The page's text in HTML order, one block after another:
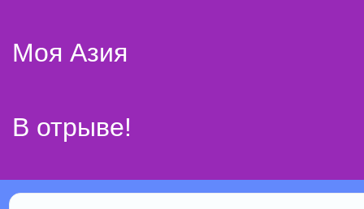
Моя Азия
В отрыве!